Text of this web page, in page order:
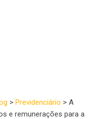
> Previdenciário > A
e remunerações para a